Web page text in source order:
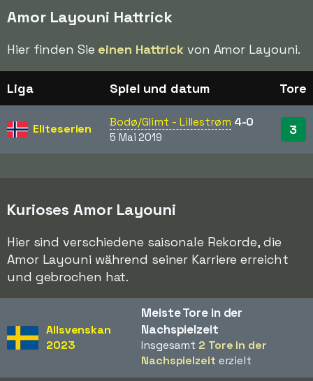
Amor Layouni Hattrick
Hier finden Sie einen Hattrick von Amor Layouni.
Liga Spiel und datum Tore
Eliteserien Bodø/Glimt - Lillestrøm 4-0
5 Mai 2019 3
Kurioses Amor Layouni
Hier sind verschiedene saisonale Rekorde, die
Amor Layouni während seiner Karriere erreicht
und gebrochen hat.
Allsvenskan
2023
Meiste Tore in der
Nachspielzeit
Insgesamt 2 Tore in der
Nachspielzeit erzielt